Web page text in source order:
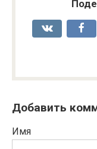
Добавить
Имя